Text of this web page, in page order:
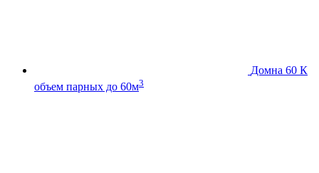
Домна 60 К
объем парных до 60м3